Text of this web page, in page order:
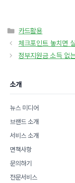
카
테
리
카드활용
체크포인트 놓치면
정부지원금 소득 없
소개
뉴스 미디어
브랜드 소개
서비스 소개
면책사항
문의하기
전문서비스